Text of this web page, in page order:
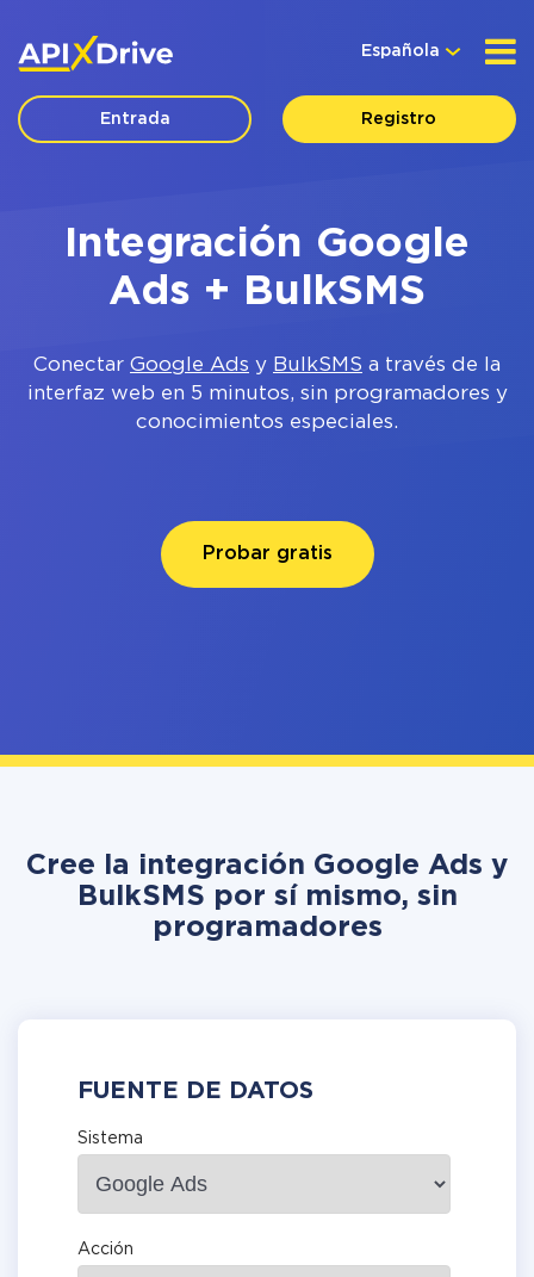
Española
Entrada Registro
Integración Google
Ads + BulkSMS
Conectar Google Ads y BulkSMS a través de la
interfaz web en 5 minutos, sin programadores y
conocimientos especiales.
Probar gratis
Cree la integración Google Ads y
BulkSMS por sí mismo, sin
programadores
FUENTE DE DATOS
Sistema
Acción